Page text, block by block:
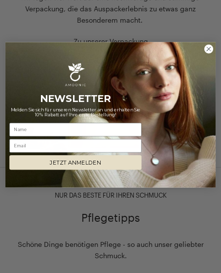
Verpackung, die das Auspackerlebnis zu etwas ganz
Besonderem macht.
Zu unserer Verpackung
NUR DAS BESTE FÜR IHREN SCHMUCK
Pflegetipps
Schöne Dinge benötigen Pflege - so auch unser geliebter
Schmuck.
NEWSLETTER
Melden Sie sich für unseren Newsletter an und erhalten Sie
10% Rabatt auf Ihre erste Bestellung!
Email
JETZT ANMELDEN